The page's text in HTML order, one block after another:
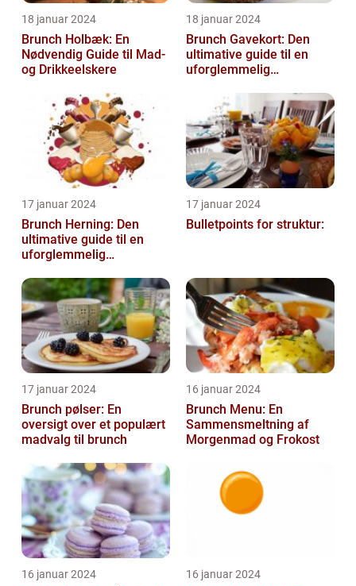
18 januar 2024
Brunch Holbæk: En
Nødvendig Guide til Mad-
og Drikkeelskere
18 januar 2024
Brunch Gavekort: Den
ultimative guide til en
uforglemmelig
17 januar 2024
Brunch Herning: Den
ultimative guide til en
uforglemmelig
17 januar 2024
Bulletpoints for struktur:
17 januar 2024
Brunch pølser: En
oversigt over et populært
madvalg til brunch
16 januar 2024
Brunch Menu: En
Sammensmeltning af
Morgenmad og Frokost
16 januar 2024 16 januar 2024